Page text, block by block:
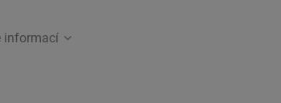
informací